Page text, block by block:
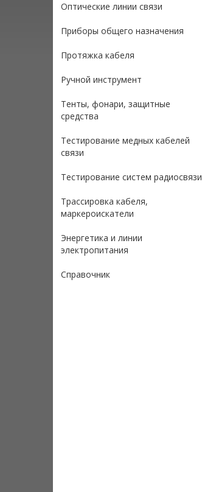
Оптические линии связи
Приборы общего назначения
Протяжка кабеля
Ручной инструмент
Тенты, фонари, защитные
средства
Тестирование медных кабелей
связи
Тестирование систем радиосвязи
Трассировка кабеля,
маркероискатели
Энергетика и линии
электропитания
Справочник